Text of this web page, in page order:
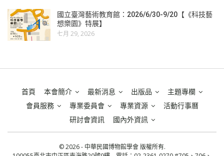
國立臺灣藝術教育館：2026/6/30-9/20【《科技藝
想樂園》特展】
七月 29, 2026
首頁 本會簡介 最新消息 出版品
主題專欄
會員服務
專業委員會 專業資源
活動行事曆
研討會資訊
國內外資訊
© 2026 - 中華民國博物館學會 版權所有.